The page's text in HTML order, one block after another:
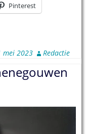
Pinterest
mei 2023 Redactie